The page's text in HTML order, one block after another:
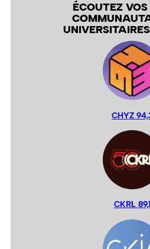
ÉCOUTEZ
CHYZ
CKRL 89,1